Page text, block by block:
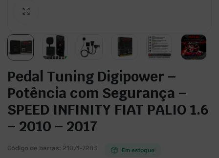
Pedal Tuning Digipower –
Potência com Segurança –
SPEED INFINITY FIAT PALIO 1.6
– 2010 – 2017
Código de barras: 21071-7283 Em estoque